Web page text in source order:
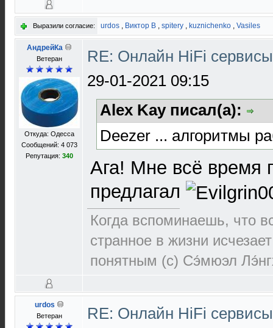
Выразили согласие: urdos , Виктор В , spitery , kuznichenko , Vasiles
АндрейКа
Ветеран
Откуда: Одесса
Сообщений: 4 073
Репутация: 340
RE: Онлайн HiFi
29-01-2021 09:15
Alex Kay писал(а):
Deezer ... алгоритмы
Ага! Мне всё время
предлагал
Когда вспоминаешь, что
странное в жизни
понятным (c) Сэ́мюэл
urdos
Ветеран
RE: Онлайн HiFi